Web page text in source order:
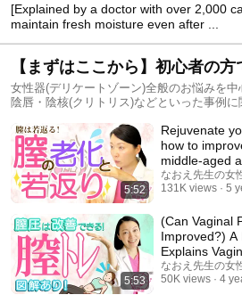
[Explained by a doctor with over 2,000
maintain fresh moisture even after ...
【まずはここから】初心者の
トゾーン・膣に関するトラブ
ウツーセレクション
女性器(デリケートゾーン)全般のお悩みを
陰唇・陰核(クリトリス)などといった事例に
に関するトラブル・症例・治療法のハウツ
5:52
Rejuvenate
how to
middle-aged
なおえ先生の女
131K views
5
5:53
(Can Vaginal
Improved?) A
Explains
Can Do at
なおえ先生の女
50K views
4